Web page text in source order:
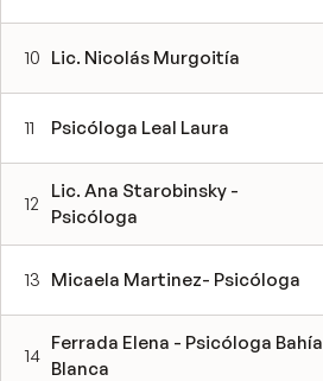
10 Lic. Nicolás Murgoitía
11 Psicóloga Leal Laura
12
Lic. Ana Starobinsky -
Psicóloga
13 Micaela Martinez- Psicóloga
14
Ferrada Elena - Psicóloga Bahía
Blanca